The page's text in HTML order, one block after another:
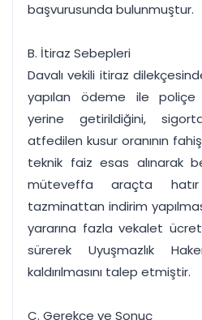
başvurusunda bulunmuştur.
B. İtiraz Sebepleri
Davalı vekili itiraz
yapılan ödeme ile poliçe
yerine getirildiğini,
atfedilen kusur oranının
teknik faiz esas alınarak
müteveffa araçta hatır
tazminattan indirim
yararına fazla vekalet
sürerek Uyuşmazlık
kaldırılmasını talep etmiştir.
C. Gerekçe ve Sonuç